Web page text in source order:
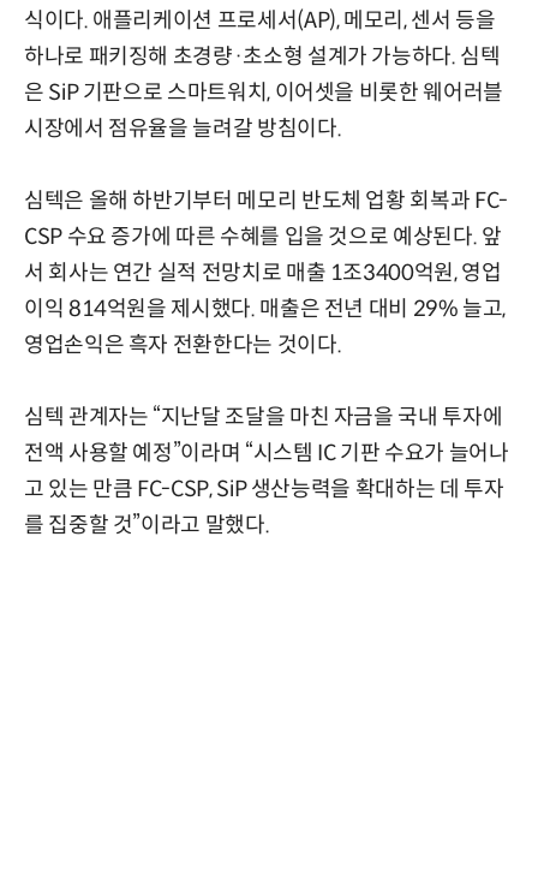
식이다. 애플리케이션 프로세서(AP), 메모리, 센서 등을
하나로 패키징해 초경량·초소형 설계가 가능하다. 심텍
은 SiP 기판으로 스마트워치, 이어셋을 비롯한 웨어러블
시장에서 점유율을 늘려갈 방침이다.
심텍은 올해 하반기부터 메모리 반도체 업황 회복과 FC-
CSP 수요 증가에 따른 수혜를 입을 것으로 예상된다. 앞
서 회사는 연간 실적 전망치로 매출 1조3400억원, 영업
이익 814억원을 제시했다. 매출은 전년 대비 29% 늘고,
영업손익은 흑자 전환한다는 것이다.
심텍 관계자는 “지난달 조달을 마친 자금을 국내 투자에
전액 사용할 예정”이라며 “시스템 IC 기판 수요가 늘어나
고 있는 만큼 FC-CSP, SiP 생산능력을 확대하는 데 투자
를 집중할 것”이라고 말했다.